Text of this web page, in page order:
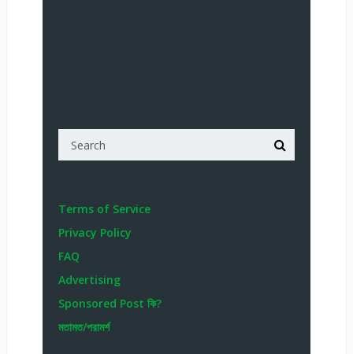
Terms of Service
Privacy Policy
FAQ
Advertising
Sponsored Post কি?
মতামত/পরামর্শ